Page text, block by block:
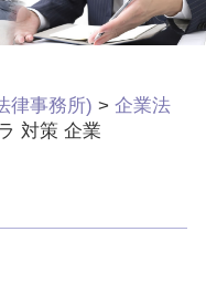
律事務所) > 企業法
対策 企業